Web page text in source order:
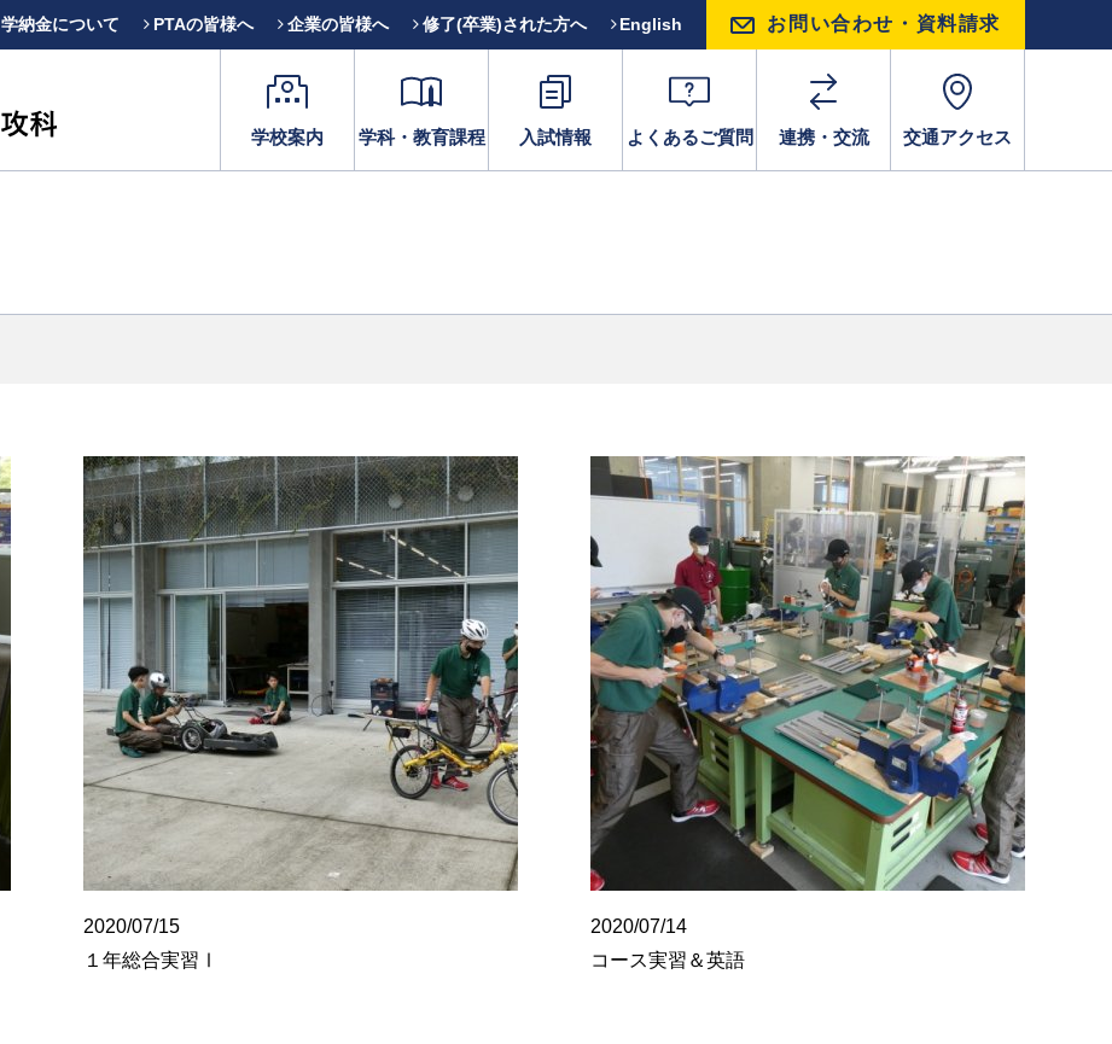
学納金について PTAの皆様へ 企業の皆様へ 修了(卒業)された方へ English お問い合わせ・資料請求
学校案内 学科・教育課程 入試情報 よくあるご質問 連携・交流 交通アクセス
2020/07/15
１年総合実習Ⅰ
2020/07/14
コース実習＆英語